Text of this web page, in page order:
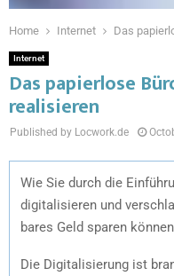
Home Internet Das
Internet
Das papierlose
realisieren
Published by Locwork.de
Wie Sie durch die
digitalisieren und
bares Geld sparen
Die Digitalisierung ist